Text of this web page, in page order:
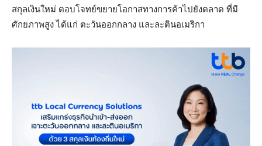
สกุลเงินใหม่ ตอบโจทย์ขยายโอกาสทางการค้าไปยังตลาด ที่มี
ศักยภาพสูง ได้แก่ ตะวันออกกลาง และละตินอเมริกา